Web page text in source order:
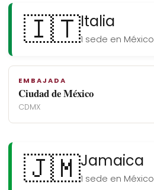
🇮🇹Italia
1 sede en México
EMBAJADA
Ciudad de México
CDMX
🇯🇲Jamaica
1 sede en México